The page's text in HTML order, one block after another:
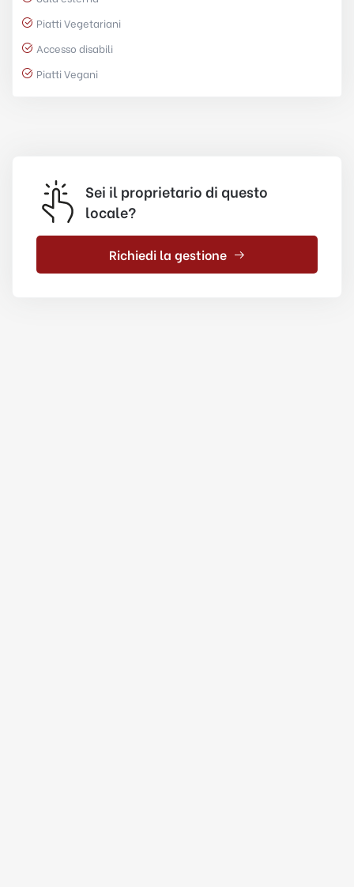
Piatti Vegetariani
Accesso disabili
Piatti Vegani
Sei il proprietario di questo
locale?
Richiedi la gestione